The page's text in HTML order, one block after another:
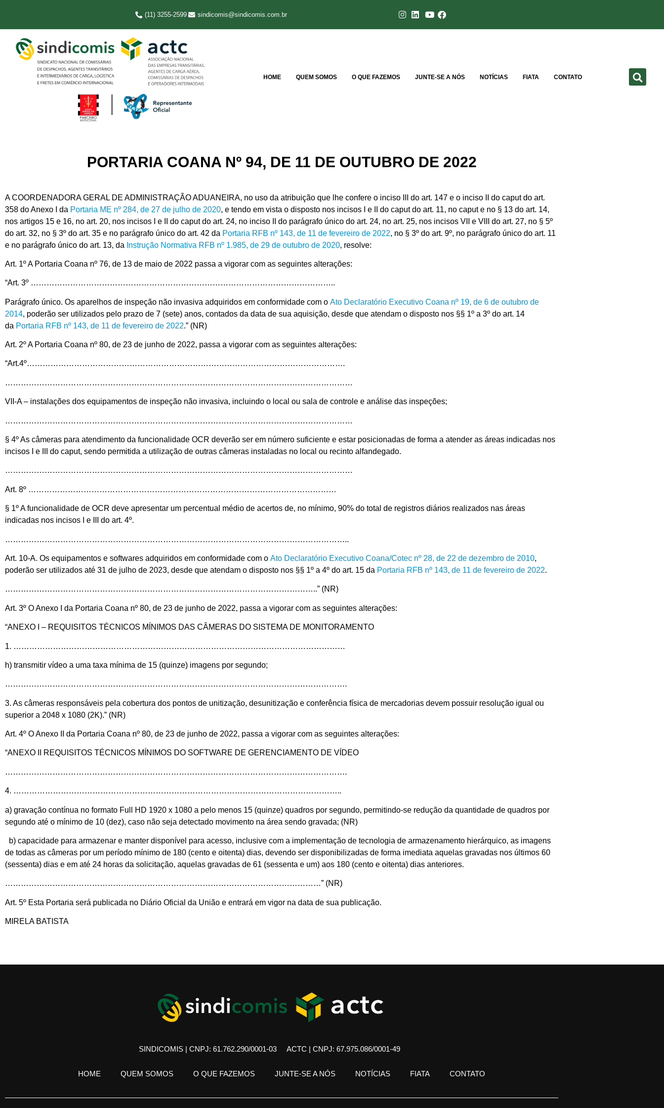
(11) 3255-2599 sindicomis@sindicomis.com.br
HOME QUEM SOMOS O QUE FAZEMOS JUNTE-SE A NÓS NOTÍCIAS FIATA CONTATO
PORTARIA COANA Nº 94, DE 11 DE OUTUBRO DE 2022
A COORDENADORA GERAL DE ADMINISTRAÇÃO ADUANEIRA, no uso da atribuição que lhe confere o inciso III do art. 147 e o inciso II do caput do art.
358 do Anexo I da Portaria ME nº 284, de 27 de julho de 2020, e tendo em vista o disposto nos incisos I e II do caput do art. 11, no caput e no § 13 do art. 14,
nos artigos 15 e 16, no art. 20, nos incisos I e II do caput do art. 24, no inciso II do parágrafo único do art. 24, no art. 25, nos incisos VII e VIII do art. 27, no § 5º
do art. 32, no § 3º do art. 35 e no parágrafo único do art. 42 da Portaria RFB nº 143, de 11 de fevereiro de 2022, no § 3º do art. 9º, no parágrafo único do art. 11
e no parágrafo único do art. 13, da Instrução Normativa RFB nº 1.985, de 29 de outubro de 2020, resolve:
Art. 1º A Portaria Coana nº 76, de 13 de maio de 2022 passa a vigorar com as seguintes alterações:
“Art. 3º ……………………………………………………………………………………………………..
Parágrafo único. Os aparelhos de inspeção não invasiva adquiridos em conformidade com o Ato Declaratório Executivo Coana nº 19, de 6 de outubro de
2014, poderão ser utilizados pelo prazo de 7 (sete) anos, contados da data de sua aquisição, desde que atendam o disposto nos §§ 1º a 3º do art. 14
da Portaria RFB nº 143, de 11 de fevereiro de 2022.” (NR)
Art. 2º A Portaria Coana nº 80, de 23 de junho de 2022, passa a vigorar com as seguintes alterações:
“Art.4º………………………………………………………………………………………………………….
……………………………………………………………………………………………………………………
VII-A – instalações dos equipamentos de inspeção não invasiva, incluindo o local ou sala de controle e análise das inspeções;
……………………………………………………………………………………………………………………
§ 4º As câmeras para atendimento da funcionalidade OCR deverão ser em número suficiente e estar posicionadas de forma a atender as áreas indicadas nos
incisos I e III do caput, sendo permitida a utilização de outras câmeras instaladas no local ou recinto alfandegado.
……………………………………………………………………………………………………………………
Art. 8º ………………………………………………………………………………………………………
§ 1º A funcionalidade de OCR deve apresentar um percentual médio de acertos de, no mínimo, 90% do total de registros diários realizados nas áreas
indicadas nos incisos I e III do art. 4º.
…………………………………………………………………………………………………………………..
Art. 10-A. Os equipamentos e softwares adquiridos em conformidade com o Ato Declaratório Executivo Coana/Cotec nº 28, de 22 de dezembro de 2010,
poderão ser utilizados até 31 de julho de 2023, desde que atendam o disposto nos §§ 1º a 4º do art. 15 da Portaria RFB nº 143, de 11 de fevereiro de 2022.
………………………………………………………………………………………………………..” (NR)
Art. 3º O Anexo I da Portaria Coana nº 80, de 23 de junho de 2022, passa a vigorar com as seguintes alterações:
“ANEXO I – REQUISITOS TÉCNICOS MÍNIMOS DAS CÂMERAS DO SISTEMA DE MONITORAMENTO
1. ………………………………………………………………………………………………………………
h) transmitir vídeo a uma taxa mínima de 15 (quinze) imagens por segundo;
………………………………………………………………………………………………………………….
3. As câmeras responsáveis pela cobertura dos pontos de unitização, desunitização e conferência física de mercadorias devem possuir resolução igual ou
superior a 2048 x 1080 (2K).” (NR)
Art. 4º O Anexo II da Portaria Coana nº 80, de 23 de junho de 2022, passa a vigorar com as seguintes alterações:
“ANEXO II REQUISITOS TÉCNICOS MÍNIMOS DO SOFTWARE DE GERENCIAMENTO DE VÍDEO
………………………………………………………………………………………………………………….
4. ……………………………………………………………………………………………………………..
a) gravação contínua no formato Full HD 1920 x 1080 a pelo menos 15 (quinze) quadros por segundo, permitindo-se redução da quantidade de quadros por
segundo até o mínimo de 10 (dez), caso não seja detectado movimento na área sendo gravada; (NR)
b) capacidade para armazenar e manter disponível para acesso, inclusive com a implementação de tecnologia de armazenamento hierárquico, as imagens
de todas as câmeras por um período mínimo de 180 (cento e oitenta) dias, devendo ser disponibilizadas de forma imediata aquelas gravadas nos últimos 60
(sessenta) dias e em até 24 horas da solicitação, aquelas gravadas de 61 (sessenta e um) aos 180 (cento e oitenta) dias anteriores.
…………………………………………………………………………………………………………” (NR)
Art. 5º Esta Portaria será publicada no Diário Oficial da União e entrará em vigor na data de sua publicação.
MIRELA BATISTA
SINDICOMIS | CNPJ: 61.762.290/0001-03 ACTC | CNPJ: 67.975.086/0001-49
HOME QUEM SOMOS O QUE FAZEMOS JUNTE-SE A NÓS NOTÍCIAS FIATA CONTATO